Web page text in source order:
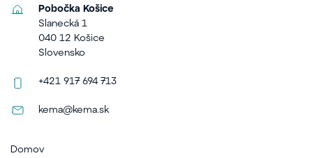
Pobočka Košice
Slanecká 1
040 12 Košice
Slovensko
+421 917 694 713
kema@kema.sk
Domov